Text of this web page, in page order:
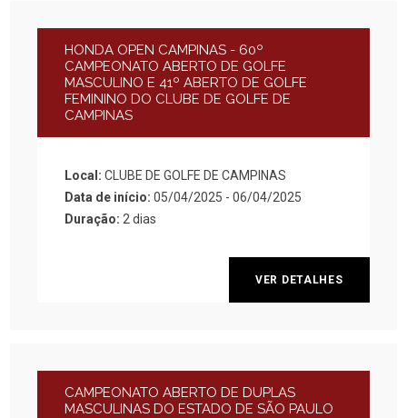
HONDA OPEN CAMPINAS - 60º
CAMPEONATO ABERTO DE GOLFE
MASCULINO E 41º ABERTO DE GOLFE
FEMININO DO CLUBE DE GOLFE DE
CAMPINAS
Local:CLUBE DE GOLFE DE CAMPINAS
Data de início:05/04/2025 - 06/04/2025
Duração: 2 dias
VER DETALHES
CAMPEONATO ABERTO DE DUPLAS
MASCULINAS DO ESTADO DE SÃO PAULO